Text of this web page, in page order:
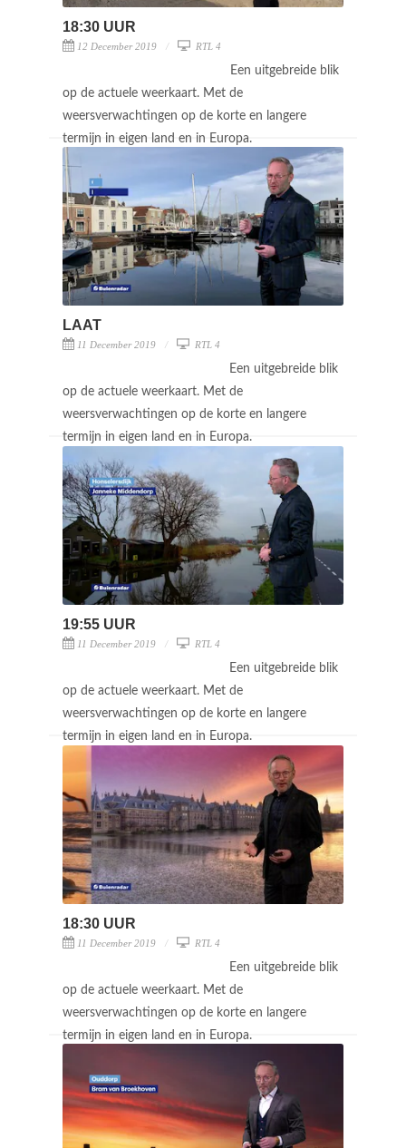
18:30 UUR
12 December 2019 RTL 4
Een uitgebreide blik
op de actuele weerkaart. Met de
weersverwachtingen op de korte en langere
termijn in eigen land en in Europa.
LAAT
11 December 2019 RTL 4
Een uitgebreide blik
op de actuele weerkaart. Met de
weersverwachtingen op de korte en langere
termijn in eigen land en in Europa.
19:55 UUR
11 December 2019 RTL 4
Een uitgebreide blik
op de actuele weerkaart. Met de
weersverwachtingen op de korte en langere
termijn in eigen land en in Europa.
18:30 UUR
11 December 2019 RTL 4
Een uitgebreide blik
op de actuele weerkaart. Met de
weersverwachtingen op de korte en langere
termijn in eigen land en in Europa.